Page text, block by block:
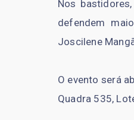
Nos
defendem
Joscilene
O evento será
Quadra 535,